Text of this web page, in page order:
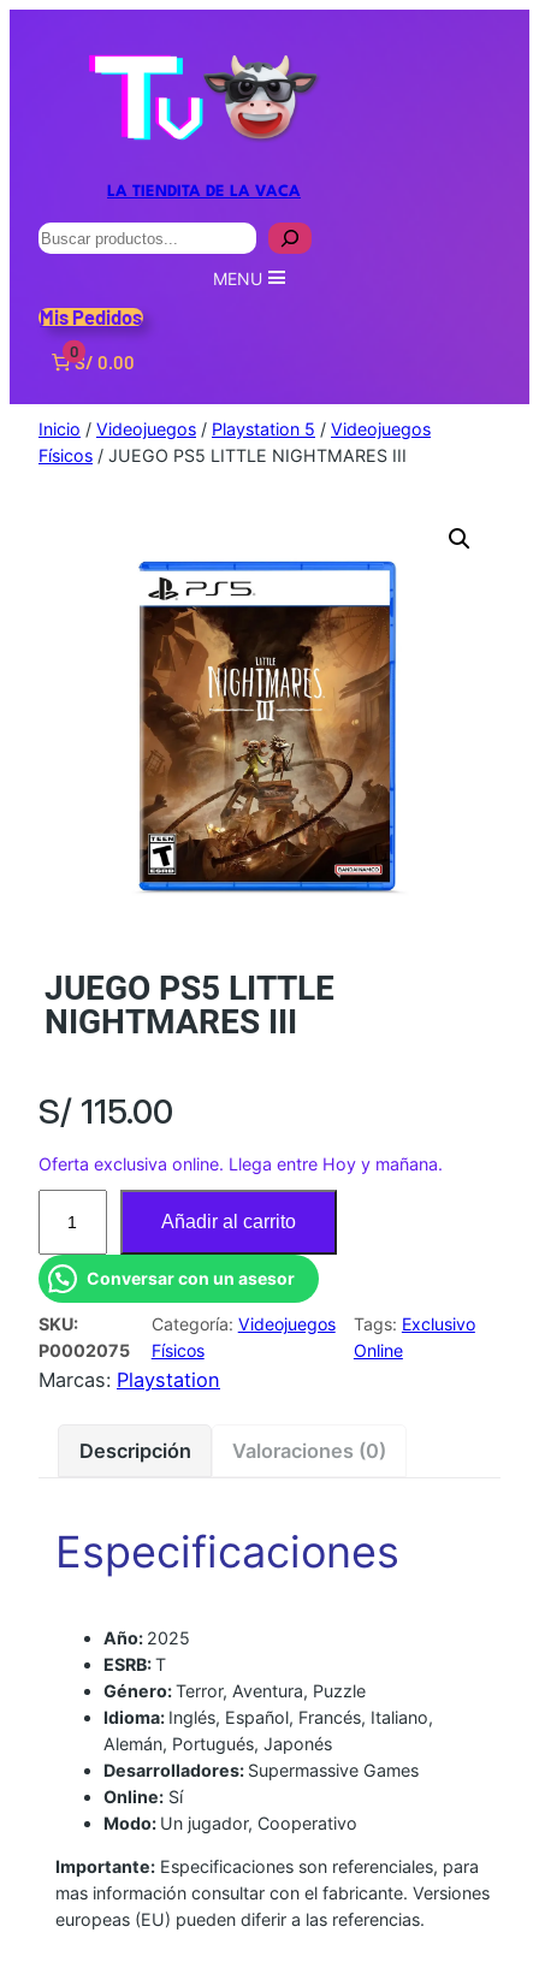
LA TIENDITA DE LA VACA
Buscar
MENU
Mis Pedidos
0
S/ 0.00
Inicio / Videojuegos / Playstation 5 / Videojuegos
Físicos / JUEGO PS5 LITTLE NIGHTMARES III
JUEGO PS5 LITTLE
NIGHTMARES III
S/ 115.00
Oferta exclusiva online. Llega entre Hoy y mañana.
E
G
O
P
S
Añadir al carrito
Conversar con un asesor
SKU:
P0002075
Categoría: Videojuegos
Físicos
Tags: Exclusivo
Online
Marcas: Playstation
Descripción Valoraciones (0)
Especificaciones
Año: 2025
ESRB:T
Género:Terror, Aventura, Puzzle
Idioma: Inglés, Español, Francés, Italiano,
Alemán, Portugués, Japonés
Desarrolladores: Supermassive Games
Online: Sí
Modo: Un jugador, Cooperativo
Importante: Especificaciones son referenciales, para
mas información consultar con el fabricante. Versiones
europeas (EU) pueden diferir a las referencias.